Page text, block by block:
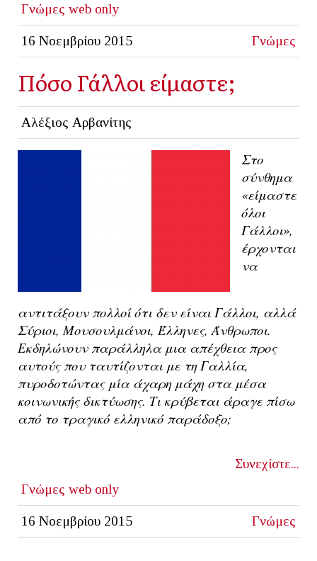
Γνώμες web only
16 Νοεμβρίου 2015 Γνώμες
Πόσο Γάλλοι είμαστε;
Αλέξιος Αρβανίτης
Στο
σύνθημα
«είμαστε
όλοι
Γάλλοι»,
έρχονται
να
αντιτάξουν πολλοί ότι δεν είναι Γάλλοι, αλλά
Σύριοι, Μουσουλμάνοι, Έλληνες, Άνθρωποι.
Εκδηλώνουν παράλληλα μια απέχθεια προς
αυτούς που ταυτίζονται με τη Γαλλία,
πυροδοτώντας μία άχαρη μάχη στα μέσα
κοινωνικής δικτύωσης. Τι κρύβεται άραγε πίσω
από το τραγικό ελληνικό παράδοξο;
Συνεχίστε...
Γνώμες web only
16 Νοεμβρίου 2015 Γνώμες